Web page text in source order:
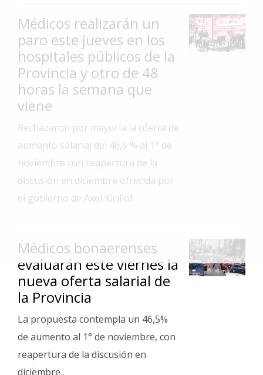
Interés
General
La
Ciudad
Deportes
Arte
Espectáculos
Cartelera
Fotos
Clasificados
Fúnebres
Médicos realizarán un
paro este jueves en los
hospitales públicos de la
Provincia y otro de 48
horas la semana que
viene
Rechazaron por mayoría la oferta de
aumento salarial del 46,5 % al 1° de
noviembre con reapertura de la
discusión en diciembre ofrecida por
el gobierno de Axel Kicillof.
Médicos bonaerenses
evaluarán este viernes la
nueva oferta salarial de
la Provincia
La propuesta contempla un 46,5%
de aumento al 1° de noviembre, con
reapertura de la discusión en
diciembre.